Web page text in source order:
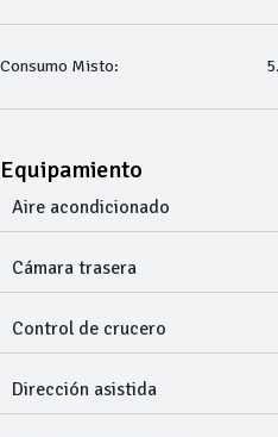
Consumo Misto:
Equipamiento
Aire acondicionado
Cámara trasera
Control de crucero
Dirección asistida